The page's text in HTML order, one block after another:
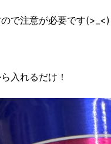
で注意が必要です(>_<)
入れるだけ！